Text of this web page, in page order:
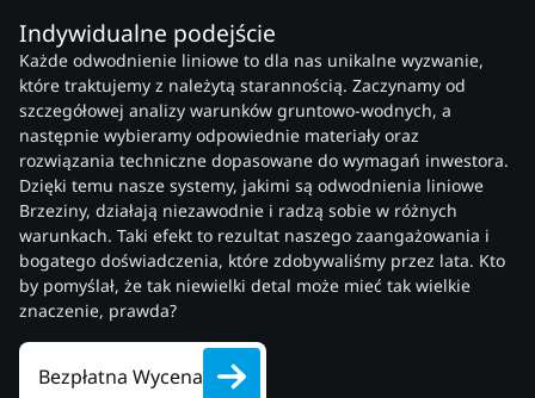
Indywidualne podejście
Każde odwodnienie liniowe to dla nas unikalne wyzwanie,
które traktujemy z należytą starannością. Zaczynamy od
szczegółowej analizy warunków gruntowo-wodnych, a
następnie wybieramy odpowiednie materiały oraz
rozwiązania techniczne dopasowane do wymagań inwestora.
Dzięki temu nasze systemy, jakimi są odwodnienia liniowe
Brzeziny, działają niezawodnie i radzą sobie w różnych
warunkach. Taki efekt to rezultat naszego zaangażowania i
bogatego doświadczenia, które zdobywaliśmy przez lata. Kto
by pomyślał, że tak niewielki detal może mieć tak wielkie
znaczenie, prawda?
Bezpłatna Wycena